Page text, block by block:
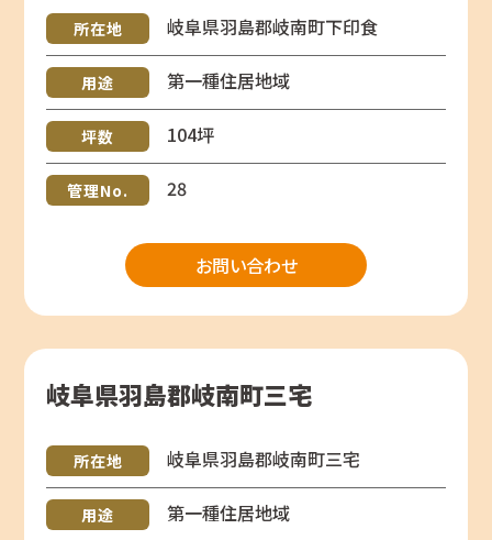
所在地 岐阜県羽島郡岐南町下印食
用途 第一種住居地域
坪数 104坪
管理No. 28
お問い合わせ
岐阜県羽島郡岐南町三宅
所在地 岐阜県羽島郡岐南町三宅
用途 第一種住居地域